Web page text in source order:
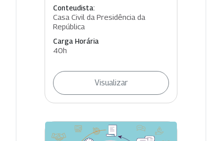
Conteudista:
Casa Civil da Presidência da
República
Carga Horária
40h
Visualizar